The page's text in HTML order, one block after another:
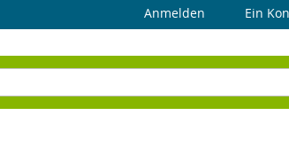
Anmelden Ein